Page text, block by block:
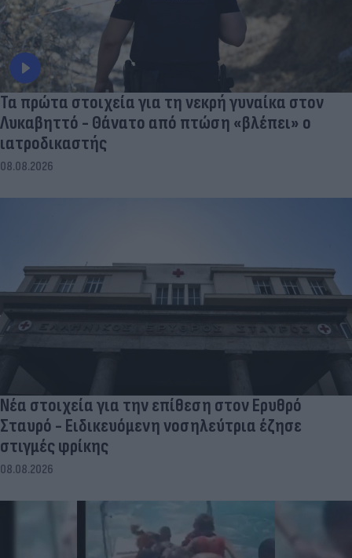
Τα πρώτα στοιχεία για τη νεκρή γυναίκα στον
Λυκαβηττό - Θάνατο από πτώση «βλέπει» ο
ιατροδικαστής
08.08.2026
Νέα στοιχεία για την επίθεση στον Ερυθρό
Σταυρό - Ειδικευόμενη νοσηλεύτρια έζησε
στιγμές φρίκης
08.08.2026